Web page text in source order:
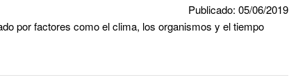
Publicado: 05/06/2019
por factores como el clima, los organismos y el tiempo